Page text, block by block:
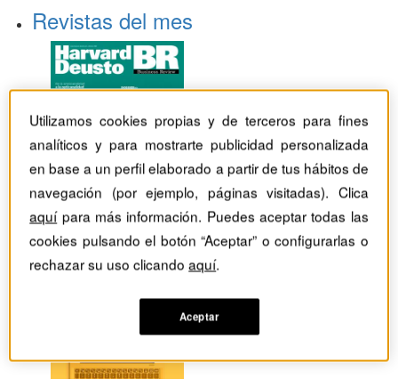
Revistas del mes
Utilizamos cookies propias y de terceros para fines
analíticos y para mostrarte publicidad personalizada
en base a un perfil elaborado a partir de tus hábitos de
navegación (por ejemplo, páginas visitadas). Clica
aquípara más información. Puedes aceptar todas las
cookies pulsando el botón “Aceptar” o configurarlas o
rechazar su uso clicandoaquí.
Aceptar